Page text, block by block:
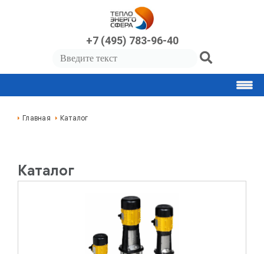
+7 (495) 783-96-40
Главная Каталог
Каталог